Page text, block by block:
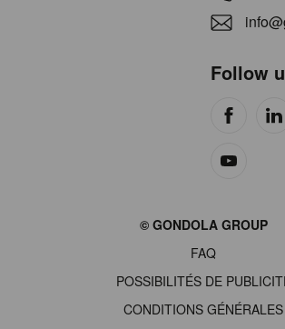
Follow
© GONDOLA GROUP
FAQ
POSSIBILITÉS DE
CONDITIONS GÉNÉRALES